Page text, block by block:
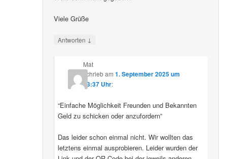
Viele Grüße
Antworten ↓
Mat
schriebam 1. September 2025 um
23:37 Uhr:
“Einfache Möglichkeit Freunden und Bekannten
Geld zu schicken oder anzufordern”
Das leider schon einmal nicht. Wir wollten das
letztens einmal ausprobieren. Leider wurden der